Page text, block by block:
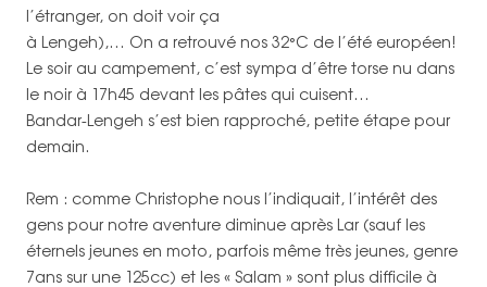
l’étranger, on doit voir ça
à Lengeh),… On a retrouvé nos 32°C de l’été européen!
Le soir au campement, c’est sympa d’être torse nu dans
le noir à 17h45 devant les pâtes qui cuisent…
Bandar-Lengeh s’est bien rapproché, petite étape pour
demain.
Rem : comme Christophe nous l’indiquait, l’intérêt des
gens pour notre aventure diminue après Lar (sauf les
éternels jeunes en moto, parfois même très jeunes, genre
7ans sur une 125cc) et les « Salam » sont plus difficile à